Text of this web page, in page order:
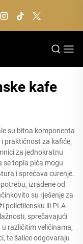
kafe
su bitna komponenta
praktičnost za kafiće,
za jednokratnu
se topla pića mogu
i sprečava curenje.
izrađene od
su rješenje za
polietilensku ili PLA
sprečavajući
različitim veličinama,
te šalice odgovaraju